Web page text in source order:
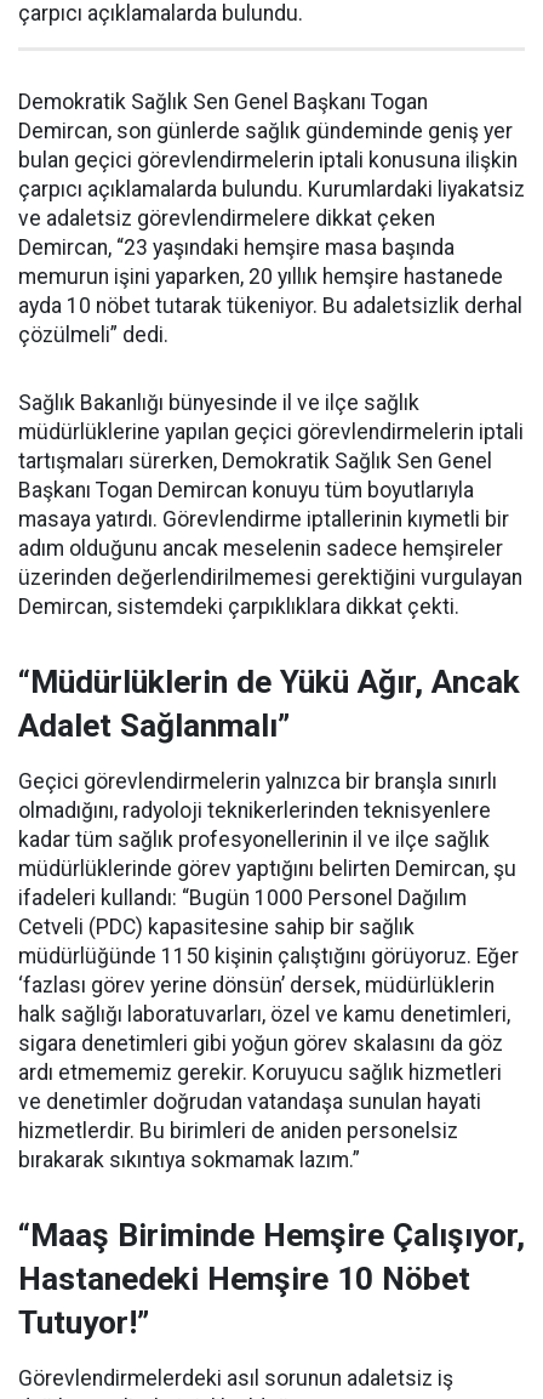
çarpıcı açıklamalarda bulundu.
Demokratik Sağlık Sen Genel Başkanı Togan
Demircan, son günlerde sağlık gündeminde geniş yer
bulan geçici görevlendirmelerin iptali konusuna ilişkin
çarpıcı açıklamalarda bulundu. Kurumlardaki liyakatsiz
ve adaletsiz görevlendirmelere dikkat çeken
Demircan, “23 yaşındaki hemşire masa başında
memurun işini yaparken, 20 yıllık hemşire hastanede
ayda 10 nöbet tutarak tükeniyor. Bu adaletsizlik derhal
çözülmeli” dedi.
Sağlık Bakanlığı bünyesinde il ve ilçe sağlık
müdürlüklerine yapılan geçici görevlendirmelerin iptali
tartışmaları sürerken, Demokratik Sağlık Sen Genel
Başkanı Togan Demircan konuyu tüm boyutlarıyla
masaya yatırdı. Görevlendirme iptallerinin kıymetli bir
adım olduğunu ancak meselenin sadece hemşireler
üzerinden değerlendirilmemesi gerektiğini vurgulayan
Demircan, sistemdeki çarpıklıklara dikkat çekti.
“Müdürlüklerin de Yükü Ağır, Ancak
Adalet Sağlanmalı”
Geçici görevlendirmelerin yalnızca bir branşla sınırlı
olmadığını, radyoloji teknikerlerinden teknisyenlere
kadar tüm sağlık profesyonellerinin il ve ilçe sağlık
müdürlüklerinde görev yaptığını belirten Demircan, şu
ifadeleri kullandı: “Bugün 1000 Personel Dağılım
Cetveli (PDC) kapasitesine sahip bir sağlık
müdürlüğünde 1150 kişinin çalıştığını görüyoruz. Eğer
‘fazlası görev yerine dönsün’ dersek, müdürlüklerin
halk sağlığı laboratuvarları, özel ve kamu denetimleri,
sigara denetimleri gibi yoğun görev skalasını da göz
ardı etmememiz gerekir. Koruyucu sağlık hizmetleri
ve denetimler doğrudan vatandaşa sunulan hayati
hizmetlerdir. Bu birimleri de aniden personelsiz
bırakarak sıkıntıya sokmamak lazım.”
“Maaş Biriminde Hemşire Çalışıyor,
Hastanedeki Hemşire 10 Nöbet
Tutuyor!”
Görevlendirmelerdeki asıl sorunun adaletsiz iş